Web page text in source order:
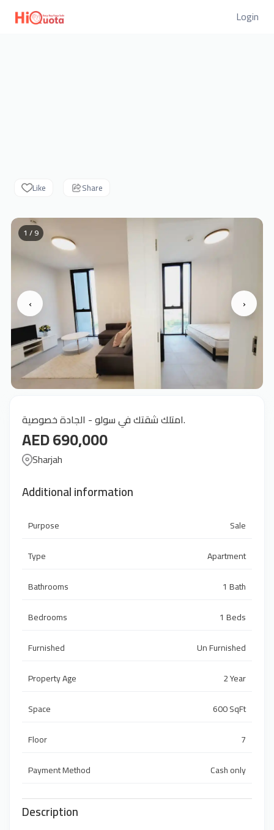
Login
Like Share
‹ ›
1 / 9
امتلك شقتك في سولو - الجادة خصوصية.
AED 690,000
Sharjah
Additional information
Purpose
Sale
Type
Apartment
Bathrooms
1 Bath
Bedrooms
1 Beds
Furnished
Un Furnished
Property Age
2 Year
Space
600 SqFt
Floor
7
Payment Method
Cash only
Description